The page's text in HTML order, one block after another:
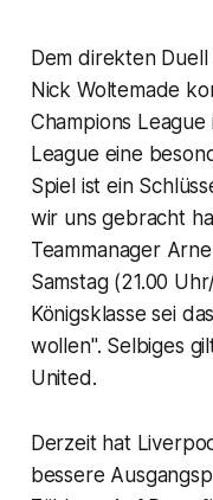
Dem direkten
Nick Woltemade
Champions
League eine
Spiel ist ein
wir uns gebracht
Teammanager
Samstag (21.00
Königsklasse sei
wollen". Selbiges
United.
Derzeit hat
bessere